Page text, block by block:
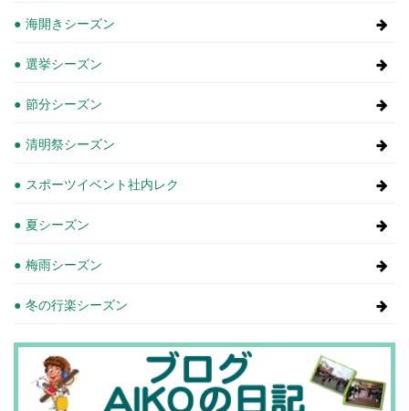
海開きシーズン
選挙シーズン
節分シーズン
清明祭シーズン
スポーツイベント社内レク
夏シーズン
梅雨シーズン
冬の行楽シーズン